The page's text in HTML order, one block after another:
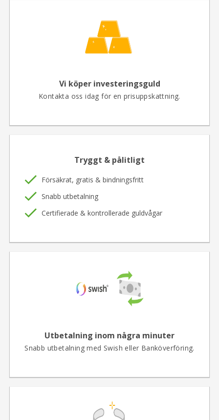
Vi köper investeringsguld
Kontakta oss idag för en prisuppskattning.
Tryggt & pålitligt
Försäkrat, gratis & bindningsfritt
Snabb utbetalning
Certifierade & kontrollerade guldvågar
Utbetalning inom några minuter
Snabb utbetalning med Swish eller Banköverföring.